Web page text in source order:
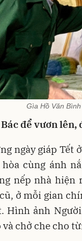
Gìa Hồ Văn
để vươn
ngày giáp Tết
cùng ánh
nếp nhà hiện
ở mỗi gian
Hình ảnh
và chở che cho